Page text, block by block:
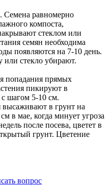
Семена равномерно
компоста,
стеклом или
семян необходима
появляются на 7-10 день.
или стекло убирают.
попадания прямых
пикируют в
шагом 5-10 см.
в грунт на
в мае, когда минует угроза
после посева, цветет в
грунт. Цветение
вопрос